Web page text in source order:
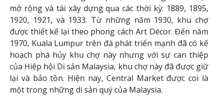
mở rộng và tái xây dựng qua các thời kỳ: 1889, 1895,
1920, 1921, và 1933. Từ những năm 1930, khu chợ
được thiết kế lại theo phong cách Art Décor. Đến năm
1970, Kuala Lumpur trên đà phát triển mạnh đã có kế
hoạch phá hủy khu chợ này nhưng với sự can thiệp
của Hiệp hội Di sản Malaysia, khu chợ này đã được giữ
lại và bảo tồn. Hiện nay, Central Market được coi là
một trong những di sản quý của Malaysia.